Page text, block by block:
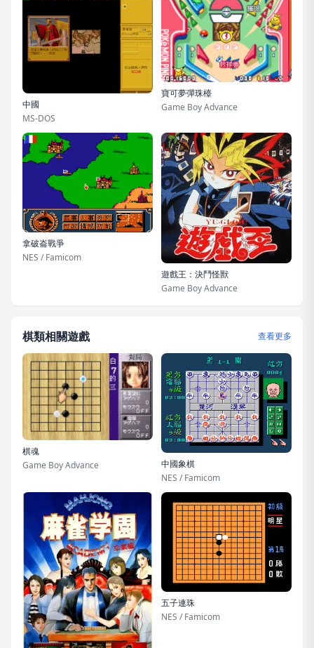
中國
MS-DOS
寶可夢彈珠檯
Game Boy Advance
拿破崙戰爭
NES / Famicom
遊戲王：決鬥怪獸
Game Boy Advance
棋類相關遊戲 查看更多
棋魂
Game Boy Advance
中國象棋
NES / Famicom
五子連珠
NES / Famicom